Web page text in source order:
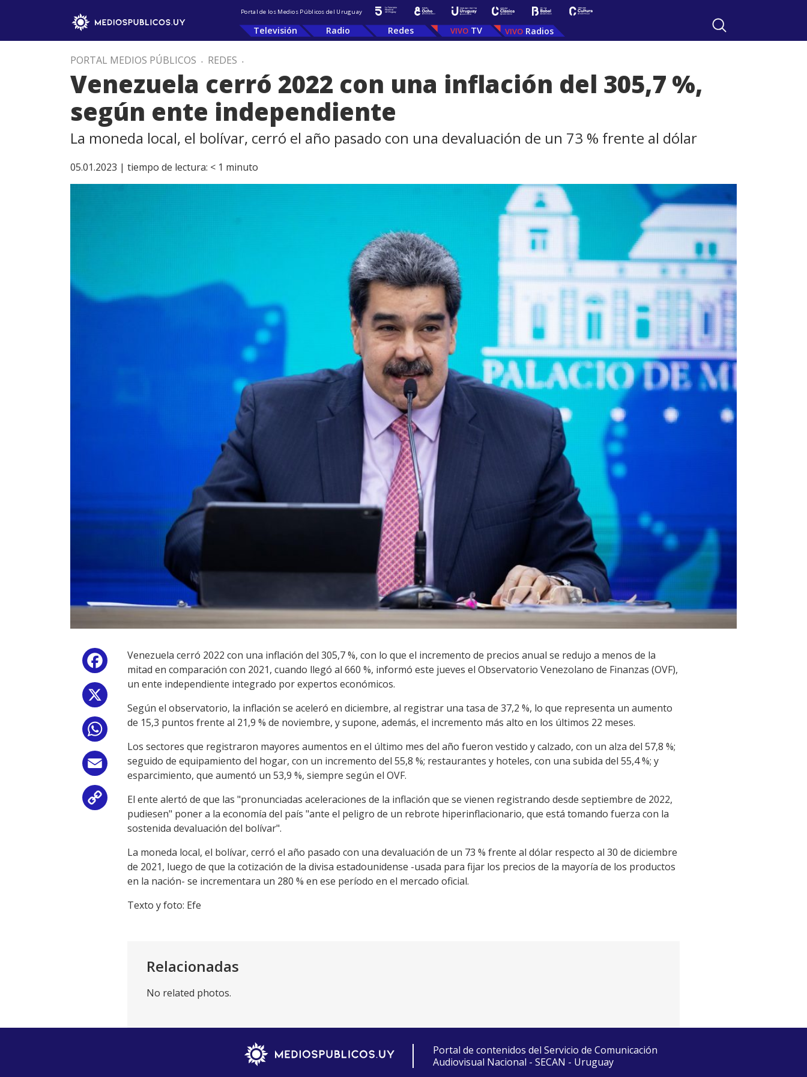
Portal de los Medios Públicos del Uruguay
Televisión Radio Redes TV Radios
PORTAL MEDIOS PÚBLICOS . REDES .
Venezuela cerró 2022 con una inflación del 305,7 %,
según ente independiente
La moneda local, el bolívar, cerró el año pasado con una devaluación de un 73 % frente al dólar
05.01.2023 | tiempo de lectura: < 1 minuto
Facebook
WhatsApp
Email
Copy
Link
Venezuela cerró 2022 con una inflación del 305,7 %, con lo que el incremento de precios anual se redujo a menos de la
mitad en comparación con 2021, cuando llegó al 660 %, informó este jueves el Observatorio Venezolano de Finanzas (OVF),
un ente independiente integrado por expertos económicos.
Según el observatorio, la inflación se aceleró en diciembre, al registrar una tasa de 37,2 %, lo que representa un aumento
de 15,3 puntos frente al 21,9 % de noviembre, y supone, además, el incremento más alto en los últimos 22 meses.
Los sectores que registraron mayores aumentos en el último mes del año fueron vestido y calzado, con un alza del 57,8 %;
seguido de equipamiento del hogar, con un incremento del 55,8 %; restaurantes y hoteles, con una subida del 55,4 %; y
esparcimiento, que aumentó un 53,9 %, siempre según el OVF.
El ente alertó de que las "pronunciadas aceleraciones de la inflación que se vienen registrando desde septiembre de 2022,
pudiesen" poner a la economía del país "ante el peligro de un rebrote hiperinflacionario, que está tomando fuerza con la
sostenida devaluación del bolívar".
La moneda local, el bolívar, cerró el año pasado con una devaluación de un 73 % frente al dólar respecto al 30 de diciembre
de 2021, luego de que la cotización de la divisa estadounidense -usada para fijar los precios de la mayoría de los productos
en la nación- se incrementara un 280 % en ese período en el mercado oficial.
Texto y foto: Efe
Relacionadas
No related photos.
Portal de contenidos del Servicio de Comunicación
Audiovisual Nacional - SECAN - Uruguay